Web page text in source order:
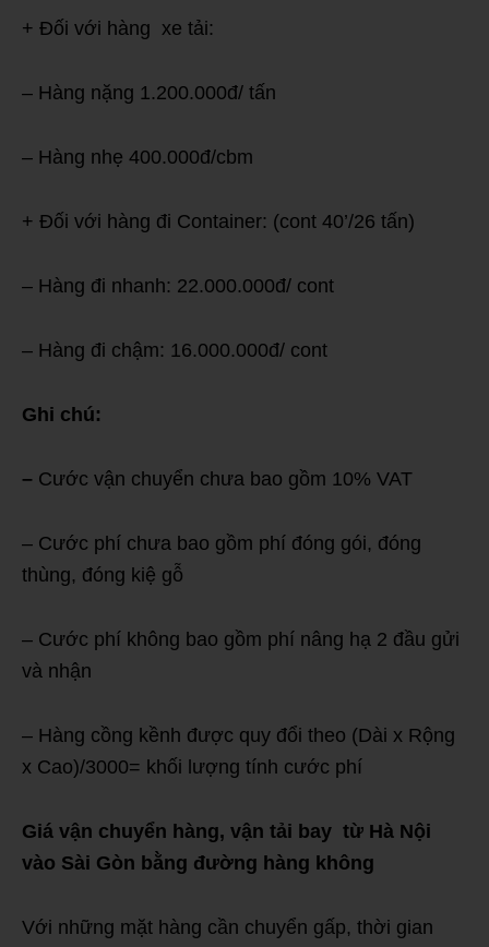
+ Đối với hàng xe tải:
– Hàng nặng 1.200.000đ/ tấn
– Hàng nhẹ 400.000đ/cbm
+ Đối với hàng đi Container: (cont 40’/26 tấn)
– Hàng đi nhanh: 22.000.000đ/ cont
– Hàng đi chậm: 16.000.000đ/ cont
Ghi chú:
– Cước vận chuyển chưa bao gồm 10% VAT
– Cước phí chưa bao gồm phí đóng gói, đóng
thùng, đóng kiệ gỗ
– Cước phí không bao gồm phí nâng hạ 2 đầu gửi
và nhận
– Hàng cồng kềnh được quy đổi theo (Dài x Rộng
x Cao)/3000= khối lượng tính cước phí
Giá vận chuyển hàng, vận tải bay từ Hà Nội
vào Sài Gòn bằng đường hàng không
Với những mặt hàng cần chuyển gấp, thời gian